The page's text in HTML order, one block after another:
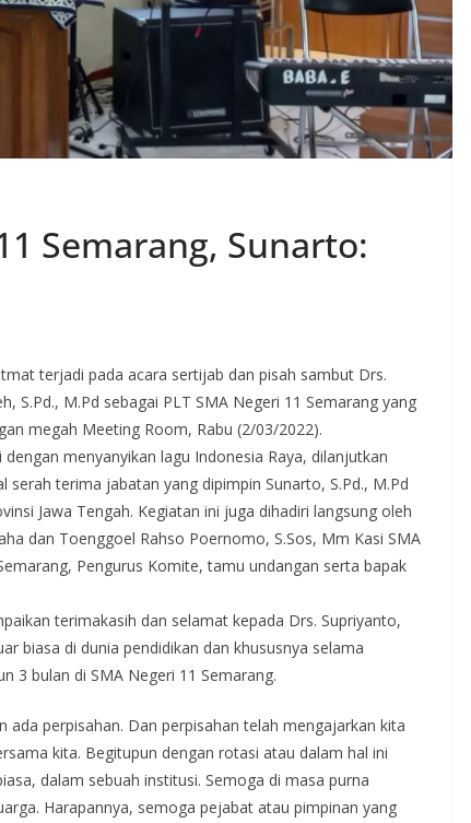
Semarang, Sunarto:
terjadi pada acara sertijab dan pisah sambut Drs.
S.Pd., M.Pd sebagai PLT SMA Negeri 11 Semarang yang
megah Meeting Room, Rabu (2/03/2022).
menyanyikan lagu Indonesia Raya, dilanjutkan
terima jabatan yang dipimpin Sunarto, S.Pd., M.Pd
Jawa Tengah. Kegiatan ini juga dihadiri langsung oleh
dan Toenggoel Rahso Poernomo, S.Sos, Mm Kasi SMA
Pengurus Komite, tamu undangan serta bapak
terimakasih dan selamat kepada Drs. Supriyanto,
biasa di dunia pendidikan dan khususnya selama
3 bulan di SMA Negeri 11 Semarang.
perpisahan. Dan perpisahan telah mengajarkan kita
kita. Begitupun dengan rotasi atau dalam hal ini
dalam sebuah institusi. Semoga di masa purna
Harapannya, semoga pejabat atau pimpinan yang